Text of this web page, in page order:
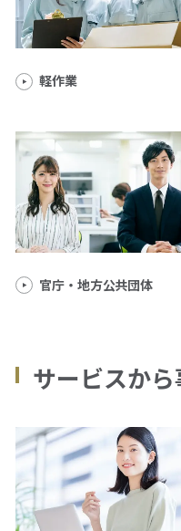
軽作業
官庁・地方公共団体
サービスか